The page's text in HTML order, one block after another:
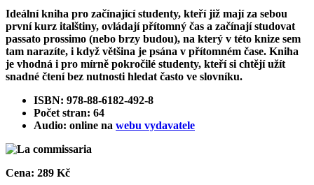
Ideální kniha pro začínající studenty, kteří již mají za sebou
první kurz italštiny, ovládají přítomný čas a začínají studovat
passato prossimo (nebo brzy budou), na který v této knize sem
tam narazíte, i když většina je psána v přítomném čase. Kniha
je vhodná i pro mírně pokročilé studenty, kteří si chtějí užít
snadné čtení bez nutnosti hledat často ve slovníku.
ISBN: 978-88-6182-492-8
Počet stran: 64
Audio: online na webu vydavatele
Cena: 289 Kč